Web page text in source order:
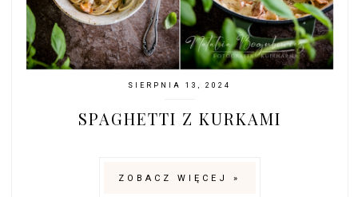
SIERPNIA 13, 2024
SPAGHETTI Z KURKAMI
ZOBACZ WIĘCEJ »